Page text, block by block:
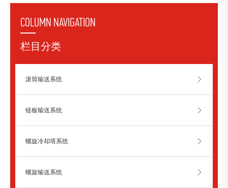
COLUMN NAVIGATION
栏目分类
滚筒输送系统
链板输送系统
螺旋冷却塔系统
螺旋输送系统